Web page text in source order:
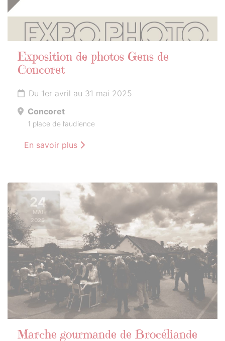
Exposition de photos Gens de
Concoret
Du 1er avril au 31 mai 2025
Concoret
1 place de l’audience
En savoir plus
24
MAI
2025
Marche gourmande de Brocéliande